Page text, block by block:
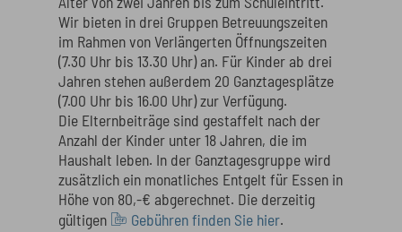
Wir bieten in drei Gruppen Betreuungszeiten
im Rahmen von Verlängerten Öffnungszeiten
(7.30 Uhr bis 13.30 Uhr) an. Für Kinder ab drei
Jahren stehen außerdem 20 Ganztagesplätze
(7.00 Uhr bis 16.00 Uhr) zur Verfügung.
Die Elternbeiträge sind gestaffelt nach der
Anzahl der Kinder unter 18 Jahren, die im
Haushalt leben. In der Ganztagesgruppe wird
zusätzlich ein monatliches Entgelt für Essen in
Höhe von 80,-€ abgerechnet. Die derzeitig
gültigen
Gebühren finden Sie hier.